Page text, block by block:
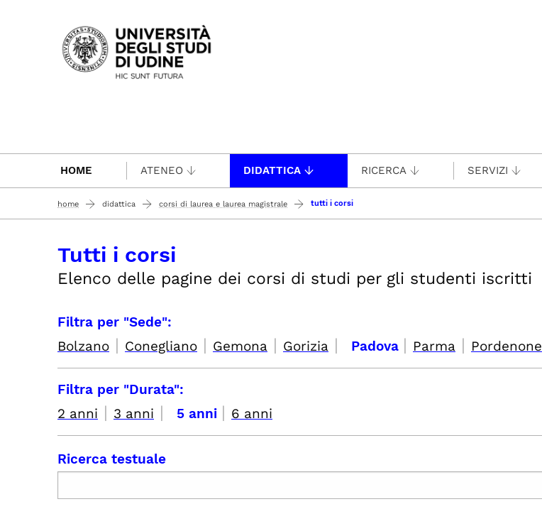
Passa al contenuto principale
HOME ATENEO DIDATTICA RICERCA SERVIZI
home didattica corsi di laurea e laurea magistrale tutti i corsi
Tutti i corsi
Elenco delle pagine dei corsi di studi per gli studenti iscritti
Filtra per "Sede":
Bolzano | Conegliano | Gemona | Gorizia | Padova | Parma | Pordenone
Filtra per "Durata":
2 anni | 3 anni | 5 anni | 6 anni
Ricerca testuale